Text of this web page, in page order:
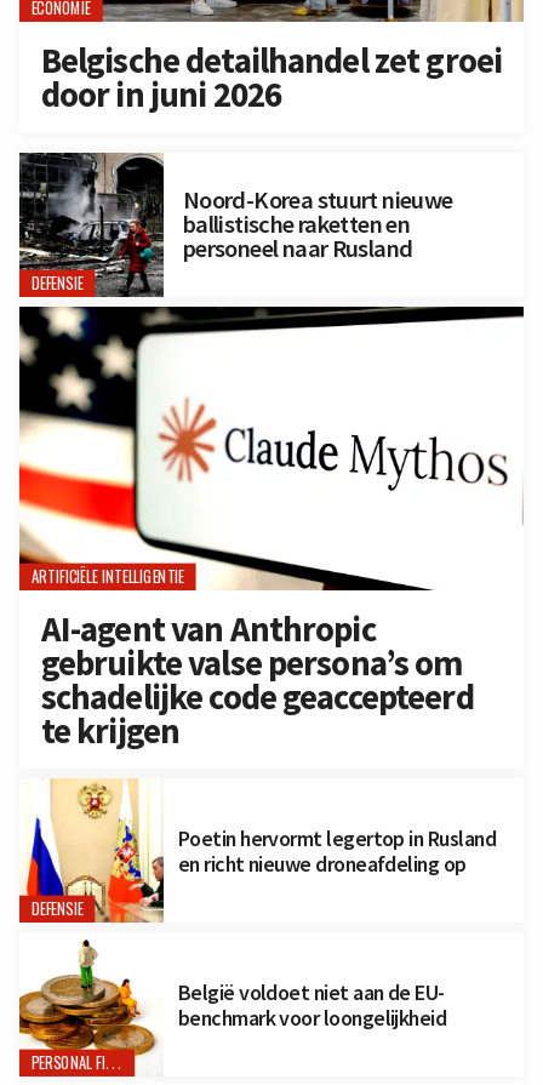
ECONOMIE
Belgische detailhandel zet groei
door in juni 2026
DEFENSIE
Noord-Korea stuurt nieuwe
ballistische raketten en
personeel naar Rusland
ARTIFICIËLE INTELLIGENTIE
AI-agent van Anthropic
gebruikte valse persona’s om
schadelijke code geaccepteerd
te krijgen
DEFENSIE
Poetin hervormt legertop in Rusland
en richt nieuwe droneafdeling op
PERSONAL FINANCE
België voldoet niet aan de EU-
benchmark voor loongelijkheid